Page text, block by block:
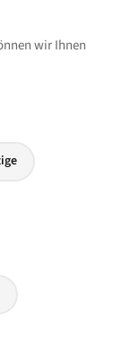
wir Ihnen